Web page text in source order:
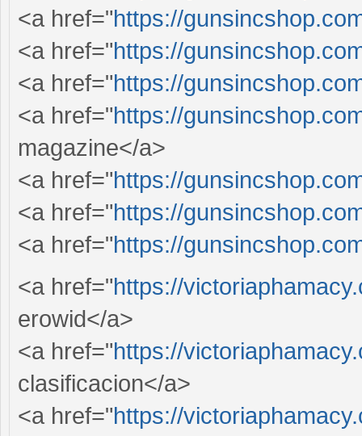
<a href="https://
<a href="https://
<a href="https://
<a href="https://
magazine</a>
<a href="https://
<a href="https://
<a href="https://
<a href="https://
erowid</a>
<a href="https://
clasificacion</a>
<a href="https://